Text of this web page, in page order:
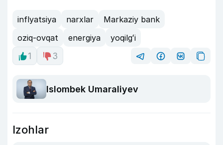
inflyatsiya narxlar
Markaziy bank
oziq-ovqat
energiya
yoqilgʻi
1
3
Islombek Umaraliyev
Izohlar